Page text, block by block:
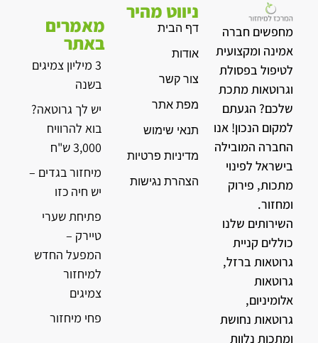
מחפשים חברה
אמינה ומקצועית
לטיפול בפסולת
וגרוטאות מתכת
שלכם? הגעתם
למקום הנכון! אנו
החברה המובילה
בישראל לפינוי
מתכות, פירוק
ומחזור.
השירותים שלנו
כוללים קניית
גרוטאות ברזל,
גרוטאות
אלומיניום,
גרוטאות נחושת
ומתכות נלוות
ניווט מהיר
דף הבית
אודות
צור קשר
מפת אתר
תנאי שימוש
מדיניות פרטיות
הצהרת נגישות
מאמרים
באתר
3 מיליון צמיגים
בשנה
יש לך גרוטאה?
בוא להרוויח
3,000 ש"ח
מיחזור בגדים –
יש חיה כזו
פתיחת שערי
טיירק –
המפעל החדש
למיחזור
צמיגים
פחי מיחזור